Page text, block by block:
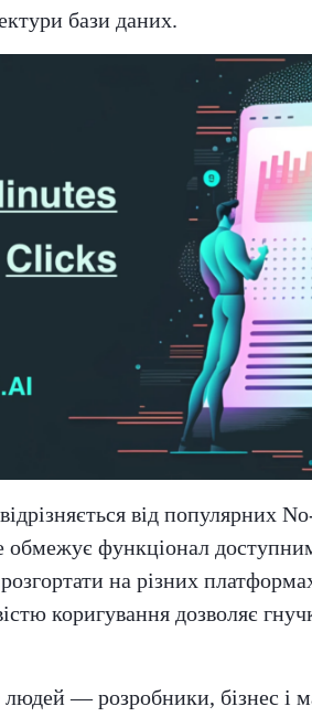
бази даних.
від популярних
обмежує функціонал
на різних
коригування дозволяє
людей — розробники, бізнес і